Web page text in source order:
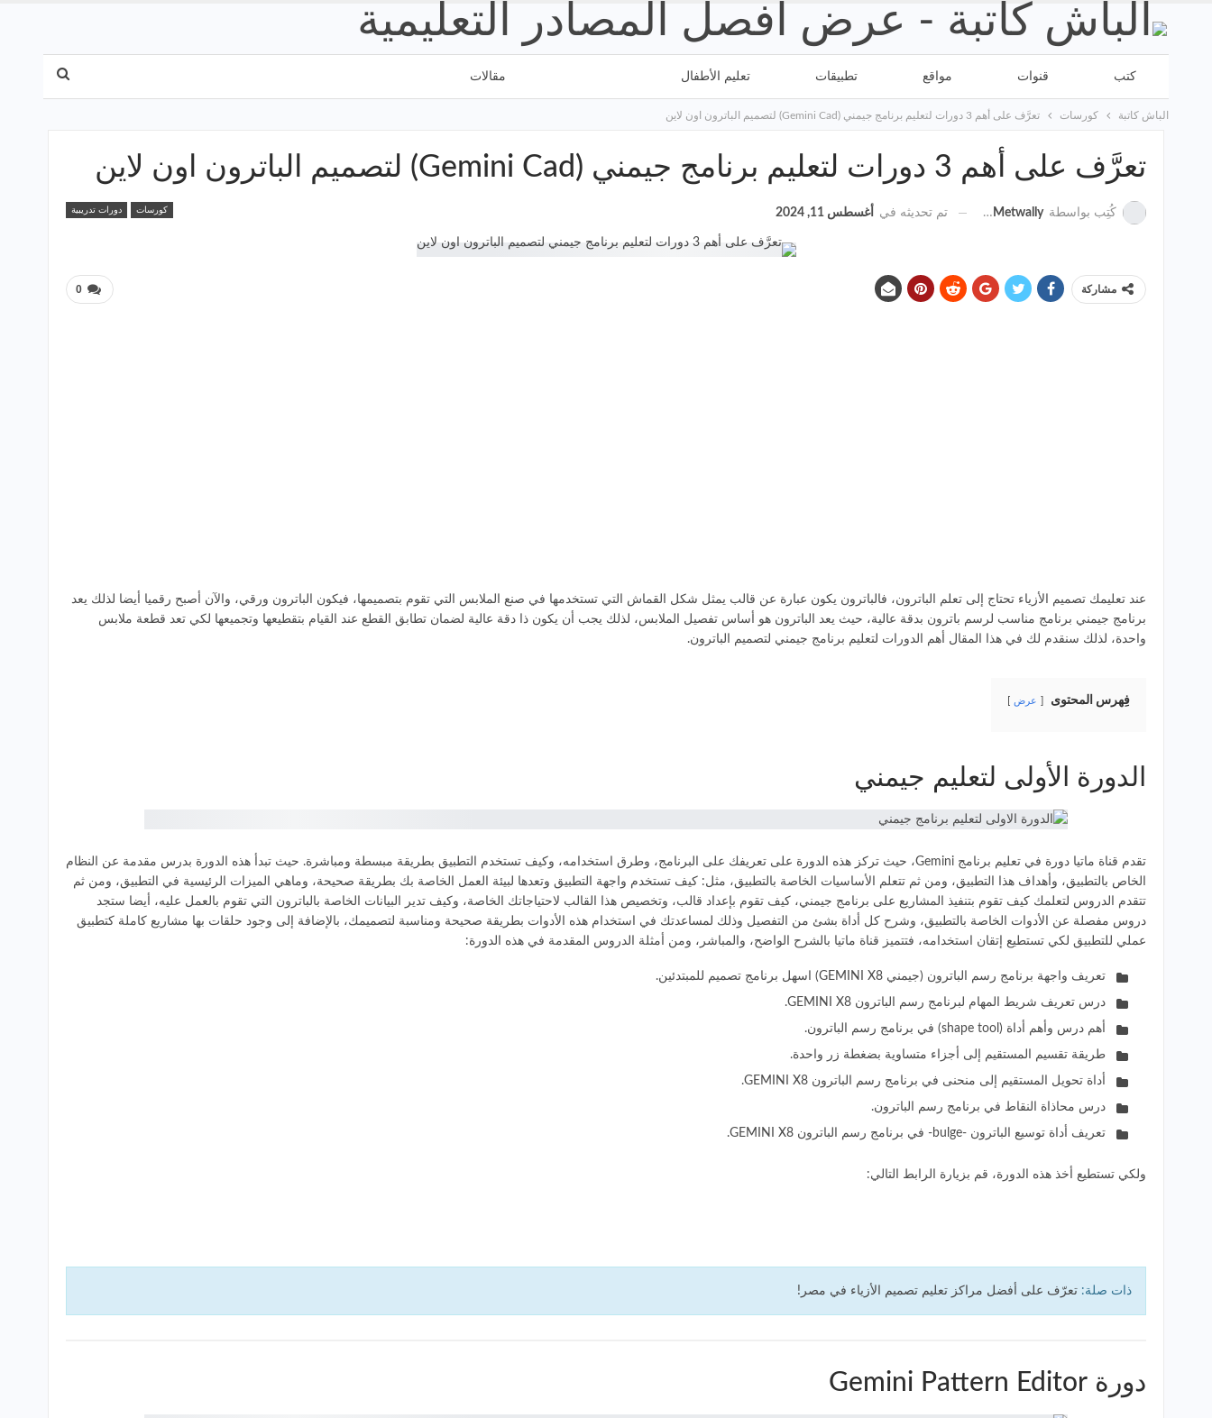
كتب قنوات مواقع تطبيقات تعليم الأطفال مقالات
الباش كاتبة كورسات تعرَّف على أهم 3 دورات لتعليم برنامج جيمني (Gemini Cad) لتصميم الباترون اون لاين
تعرَّف على أهم 3 دورات لتعليم برنامج جيمني (Gemini Cad) لتصميم الباترون اون لاين
كورسات دورات تدريبية كُتِب بواسطة Sara Metwally تم تحديثه في أغسطس 11, 2024
0 مشاركة
عند تعليمك تصميم الأزياء تحتاج إلى تعلم الباترون، فالباترون يكون عبارة عن قالب يمثل شكل القماش التي تستخدمها في صنع الملابس التي تقوم بتصميمها، فيكون الباترون ورقي، والآن أصبح رقميا أيضا لذلك يعد
برنامج جيمني برنامج مناسب لرسم باترون بدقة عالية، حيث يعد الباترون هو أساس تفصيل الملابس، لذلك يجب أن يكون ذا دقة عالية لضمان تطابق القطع عند القيام بتقطيعها وتجميعها لكي تعد قطعة ملابس
واحدة، لذلك سنقدم لك في هذا المقال أهم الدورات لتعليم برنامج جيمني لتصميم الباترون.
فِهرس المحتوى عرض
الدورة الأولى لتعليم جيمني
تقدم قناة ماتيا دورة في تعليم برنامج Gemini، حيث تركز هذه الدورة على تعريفك على البرنامج، وطرق استخدامه، وكيف تستخدم التطبيق بطريقة مبسطة ومباشرة. حيث تبدأ هذه الدورة بدرس مقدمة عن النظام
الخاص بالتطبيق، وأهداف هذا التطبيق، ومن ثم تتعلم الأساسيات الخاصة بالتطبيق، مثل: كيف تستخدم واجهة التطبيق وتعدها لبيئة العمل الخاصة بك بطريقة صحيحة، وماهي الميزات الرئيسية في التطبيق، ومن ثم
تتقدم الدروس لتعلمك كيف تقوم بتنفيذ المشاريع على برنامج جيمني، كيف تقوم بإعداد قالب، وتخصيص هذا القالب لاحتياجاتك الخاصة، وكيف تدير البيانات الخاصة بالباترون التي تقوم بالعمل عليه، أيضا ستجد
دروس مفصلة عن الأدوات الخاصة بالتطبيق، وشرح كل أداة بشئ من التفصيل وذلك لمساعدتك في استخدام هذه الأدوات بطريقة صحيحة ومناسبة لتصميمك، بالإضافة إلى وجود حلقات بها مشاريع كاملة كتطبيق
عملي للتطبيق لكي تستطيع إتقان استخدامه، فتتميز قناة ماتيا بالشرح الواضح، والمباشر، ومن أمثلة الدروس المقدمة في هذه الدورة:
تعريف واجهة برنامج رسم الباترون (جيمني GEMINI X8) اسهل برنامج تصميم للمبتدئين.
درس تعريف شريط المهام لبرنامج رسم الباترون GEMINI X8.
أهم درس وأهم أداة (shape tool) في برنامج رسم الباترون.
طريقة تقسيم المستقيم إلى أجزاء متساوية بضغطة زر واحدة.
أداة تحويل المستقيم إلى منحنى في برنامج رسم الباترون GEMINI X8.
درس محاذاة النقاط في برنامج رسم الباترون.
تعريف أداة توسيع الباترون -bulge- في برنامج رسم الباترون GEMINI X8.
ولكي تستطيع أخذ هذه الدورة، قم بزيارة الرابط التالي:
ذات صلة: تعرّف على أفضل مراكز تعليم تصميم الأزياء في مصر!
دورة Gemini Pattern Editor